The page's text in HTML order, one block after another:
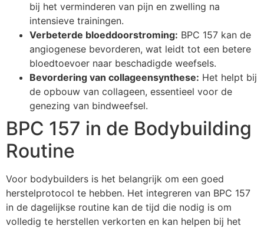
bij het verminderen van pijn en zwelling na
intensieve trainingen.
Verbeterde bloeddoorstroming: BPC 157 kan de
angiogenese bevorderen, wat leidt tot een betere
bloedtoevoer naar beschadigde weefsels.
Bevordering van collageensynthese: Het helpt bij
de opbouw van collageen, essentieel voor de
genezing van bindweefsel.
BPC 157 in de Bodybuilding
Routine
Voor bodybuilders is het belangrijk om een goed
herstelprotocol te hebben. Het integreren van BPC 157
in de dagelijkse routine kan de tijd die nodig is om
volledig te herstellen verkorten en kan helpen bij het